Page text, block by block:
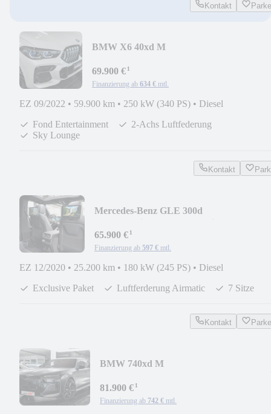
Kontakt
BMW X6 40xd M
69.900 €¹
Finanzierung ab 634 € mtl.
EZ 09/2022 • 59.900 km • 250 kW (340 PS) • Diesel
Fond Entertainment
2-Achs Luftfederung
Sky Lounge
Kontakt
Mercedes-Benz GLE 300d
65.900 €¹
Finanzierung ab 597 € mtl.
EZ 12/2020 • 25.200 km • 180 kW (245 PS) • Diesel
Exclusive Paket
Luftferderung Airmatic 7 Sitze
Kontakt
BMW 740xd M
Loung
81.900 €¹
Finanzierung ab 742 € mtl.